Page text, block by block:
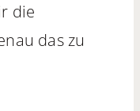
die
das zu